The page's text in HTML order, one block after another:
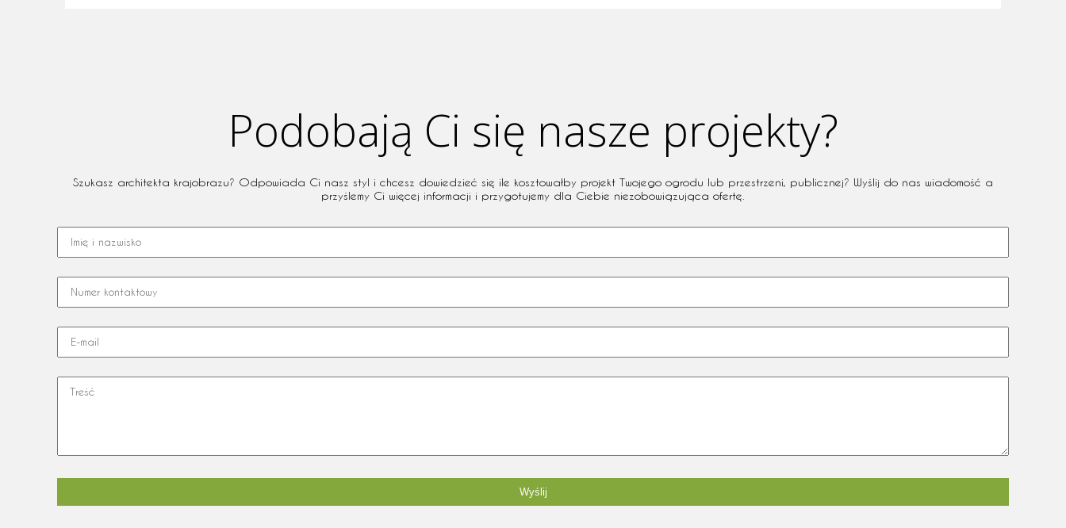
Podobają Ci się nasze projekty?
Szukasz architekta krajobrazu? Odpowiada Ci nasz styl i chcesz dowiedzieć się ile kosztowałby projekt Twojego ogrodu lub przestrzeni, publicznej? Wyślij do nas wiadomość a
przyślemy Ci więcej informacji i przygotujemy dla Ciebie niezobowiązująca ofertę.